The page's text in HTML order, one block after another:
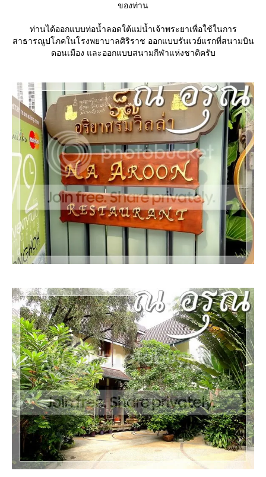
ของท่าน
ท่านได้ออกแบบท่อน้ำลอดใต้แม่น้ำเจ้าพระยาเพื่อใช้ในการ
สาธารณูปโภคในโรงพยาบาลศิริราช ออกแบบรันเวย์แรกที่สนามบิน
ดอนเมือง และออกแบบสนามกีฬาแห่งชาติครับ